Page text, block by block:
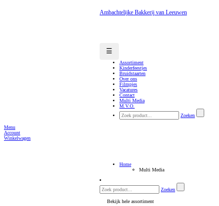
Ambachtelijke Bakkerij van Leeuwen
☰
Assortiment
Kinderfeestjes
Bruidstaarten
Over ons
Filmpjes
Vacatures
Contact
Multi Media
M.V.O.
Zoeken
Menu
Account
Winkelwagen
Home
Multi Media
Zoeken
Bekijk hele assortiment